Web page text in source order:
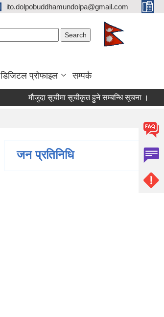
ito.dolpobuddhamundolpa@gmail.com
डिजिटल प्रोफाइल सम्पर्क
मौजुदा सूचीमा सूचीकृत हुने सम्बन्धि सूचना । चौथो
जन प्रतिनिधि